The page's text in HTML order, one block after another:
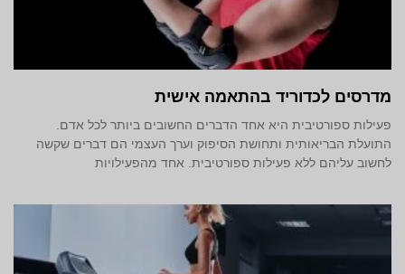
מדרסים לכדוריד בהתאמה אישית
פעילות ספורטיבית היא אחד הדברים החשובים ביותר לכל אדם.
התועלת הבריאותית ותחושת הסיפוק וערך העצמי הם דברים שקשה
לחשוב עליהם ללא פעילות ספורטיבית. אחד מהפעילויות